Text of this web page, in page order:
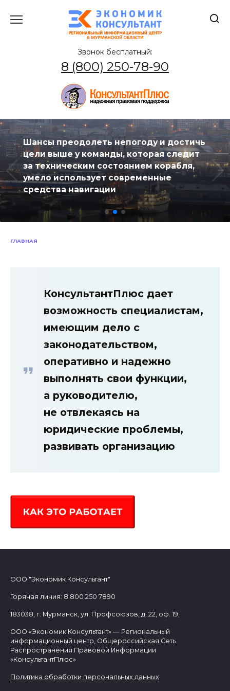
содержанию
Звонок бесплатный:
8 (800) 250-78-90
Шансы преодолеть непогоду и достичь
цели выше у команды, которая следит
за техническим состоянием корабля,
умело использует современные
средства навигации
ГЛАВНАЯ
КонсультантПлюс дает
возможность специалистам,
имеющим дело с
законодательством,
оперативно и надежно
выполнять свои функции,
а руководителю,
не отвлекаясь на
юридические проблемы,
развивать организацию
ООО "Экономик Консультант"
Горячая линия: 8 800 250 7890
183038, г. Мурманск, ул. Профсоюзов, д. 22, оф. 19;
ООО «Экономик Консультант» — Региональный
информационный центр, Общероссийская Сеть
Распространения Правовой Информации
«КонсультантПлюс»
Политика обработки персональных данных